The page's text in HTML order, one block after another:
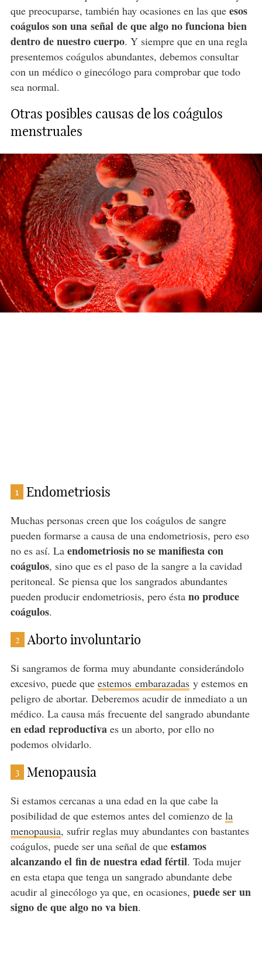
que preocuparse, también hay ocasiones en las que esos
coágulos son una señal de que algo no funciona bien
dentro de nuestro cuerpo. Y siempre que en una regla
presentemos coágulos abundantes, debemos consultar
con un médico o ginecólogo para comprobar que todo
sea normal.
Otras posibles causas de los coágulos
menstruales
1 Endometriosis
Muchas personas creen que los coágulos de sangre
pueden formarse a causa de una endometriosis, pero eso
no es así. La endometriosis no se manifiesta con
coágulos, sino que es el paso de la sangre a la cavidad
peritoneal. Se piensa que los sangrados abundantes
pueden producir endometriosis, pero ésta no produce
coágulos.
2 Aborto involuntario
Si sangramos de forma muy abundante considerándolo
excesivo, puede que estemos embarazadasy estemos en
peligro de abortar. Deberemos acudir de inmediato a un
médico. La causa más frecuente del sangrado abundante
en edad reproductivaes un aborto, por ello no
podemos olvidarlo.
3 Menopausia
Si estamos cercanas a una edad en la que cabe la
posibilidad de que estemos antes del comienzo de la
menopausia, sufrir reglas muy abundantes con bastantes
coágulos, puede ser una señal de que estamos
alcanzando el fin de nuestra edad fértil. Toda mujer
en esta etapa que tenga un sangrado abundante debe
acudir al ginecólogo ya que, en ocasiones, puede ser un
signo de que algo no va bien.